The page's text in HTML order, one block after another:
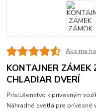
Ako ma
KONTAJNER
CHLADIAR DVERÍ
Príslušenstvo k prívesným
Náhradné svetlá pre prívesné